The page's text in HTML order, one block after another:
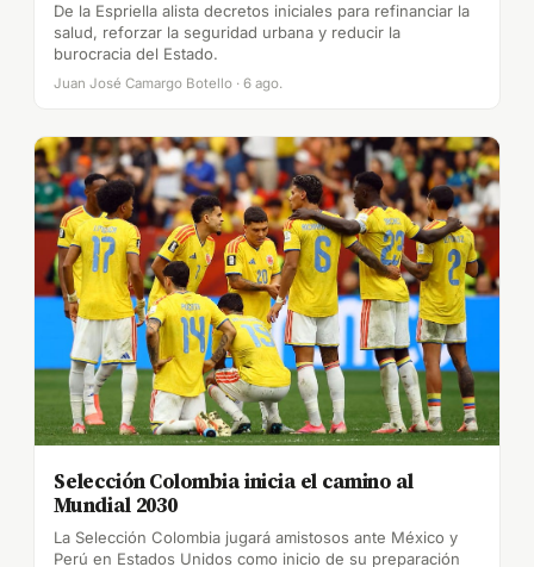
De la Espriella alista decretos iniciales para refinanciar la
salud, reforzar la seguridad urbana y reducir la
burocracia del Estado.
Juan José Camargo Botello · 6 ago.
Selección Colombia inicia el camino al
Mundial 2030
La Selección Colombia jugará amistosos ante México y
Perú en Estados Unidos como inicio de su preparación